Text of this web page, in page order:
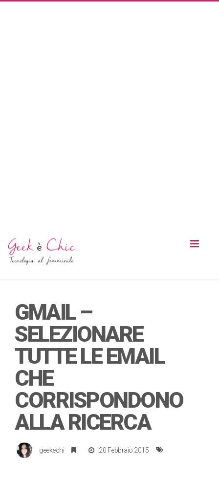
GMAIL –
SELEZIONARE
TUTTE LE EMAIL
CHE
CORRISPONDONO
ALLA RICERCA
geekechi 20 Febbraio 2015